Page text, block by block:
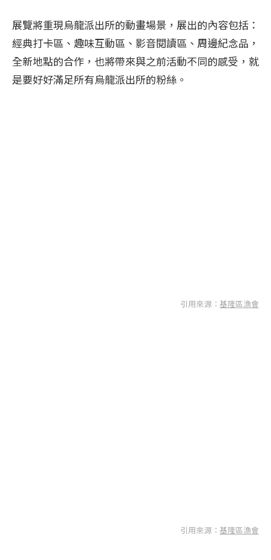
展覽將重現烏龍派出所的動畫場景，展出的內容包括：
經典打卡區、趣味互動區、影音閱讀區、周邊紀念品，
全新地點的合作，也將帶來與之前活動不同的感受，就
是要好好滿足所有烏龍派出所的粉絲。
引用來源： 基隆區漁會
引用來源： 基隆區漁會